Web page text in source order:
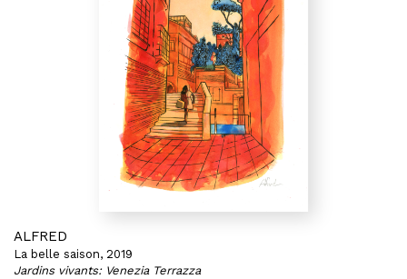
ALFRED
La belle saison, 2019
Jardins vivants: Venezia Terrazza